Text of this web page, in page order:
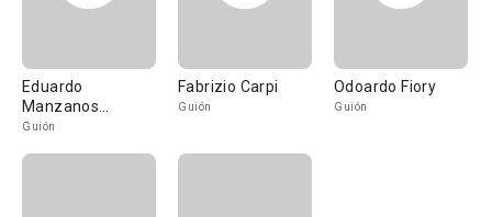
Eduardo
Manzanos
Brochero
Guión
Fabrizio Carpi
Guión
Odoardo Fiory
Guión